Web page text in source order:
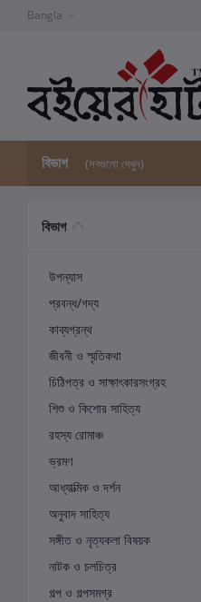
Bangla
বিভাগ (সবগুলো দেখুন)
বিভাগ
উপন্যাস
প্রবন্ধ/গদ্য
কাব্যগ্রন্থ
জীবনী ও স্মৃতিকথা
চিঠিপত্র ও সাক্ষাৎকারসংগ্রহ
শিশু ও কিশোর সাহিত্য
রহস্য রোমাঞ্চ
ভ্রমণ
আধ্যাত্মিক ও দর্শন
অনুবাদ সাহিত্য
সঙ্গীত ও নৃত্যকলা বিষয়ক
নাটক ও চলচিত্র
গল্প ও গল্পসমগ্র